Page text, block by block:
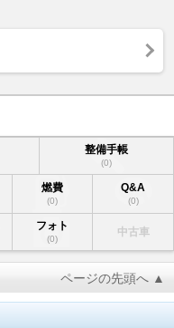
整備手帳
(0)
燃費
(0)
Q&A
(0)
フォト
(0)
中古車
ページの先頭へ ▲